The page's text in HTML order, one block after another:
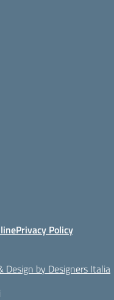
Privacy Policy
Design by Designers Italia